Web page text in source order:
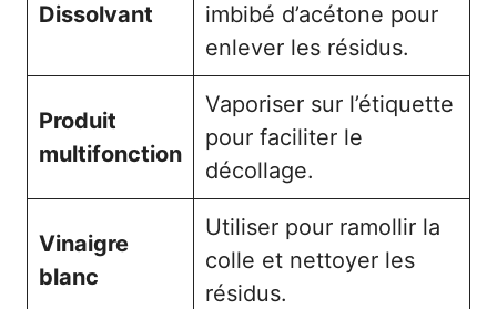
Dissolvant
imbibé d’acétone pour
enlever les résidus.
Produit
multifonction
Vaporiser sur l’étiquette
pour faciliter le
décollage.
Vinaigre
blanc
Utiliser pour ramollir la
colle et nettoyer les
résidus.